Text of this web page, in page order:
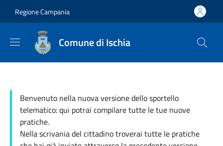
Regione Campania
Comune di Ischia
Benvenuto nella nuova versione dello sportello
telematico: qui potrai compilare tutte le tue nuove
pratiche.
Nella scrivania del cittadino troverai tutte le pratiche